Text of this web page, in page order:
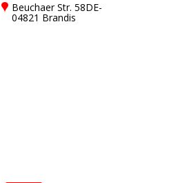
Beuchaer Str. 58DE-
04821 Brandis